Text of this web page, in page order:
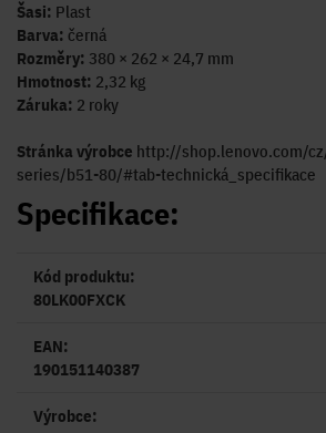
Šasi: Plast
Barva: černá
Rozměry: 380 × 262 × 24,7 mm
Hmotnost: 2,32 kg
Záruka: 2 roky
Stránka výrobce http://shop.lenovo.com/
series/b51-80/#tab-technická_specifikace
Specifikace:
Kód produktu:
80LK00FXCK
EAN:
190151140387
Výrobce: